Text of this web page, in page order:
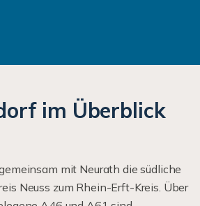
im Überblick
mit Neurath die südliche
Neuss zum Rhein-Erft-Kreis. Über